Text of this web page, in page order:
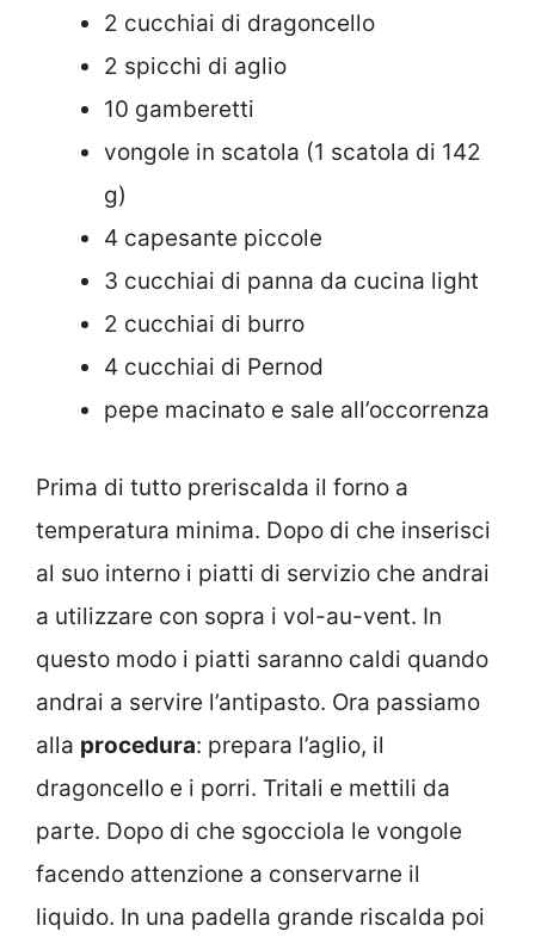
2 cucchiai di dragoncello
2 spicchi di aglio
10 gamberetti
vongole in scatola (1 scatola di 142
g)
4 capesante piccole
3 cucchiai di panna da cucina light
2 cucchiai di burro
4 cucchiai di Pernod
pepe macinato e sale all’occorrenza
Prima di tutto preriscalda il forno a
temperatura minima. Dopo di che inserisci
al suo interno i piatti di servizio che andrai
a utilizzare con sopra i vol-au-vent. In
questo modo i piatti saranno caldi quando
andrai a servire l’antipasto. Ora passiamo
alla procedura: prepara l’aglio, il
dragoncello e i porri. Tritali e mettili da
parte. Dopo di che sgocciola le vongole
facendo attenzione a conservarne il
liquido. In una padella grande riscalda poi